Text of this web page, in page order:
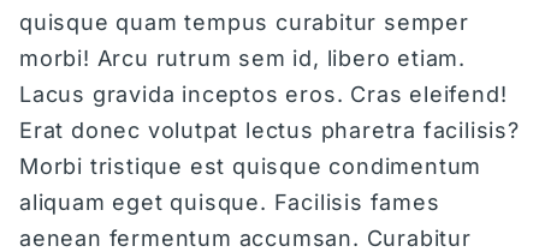
quisque quam tempus curabitur semper
morbi! Arcu rutrum sem id, libero etiam.
Lacus gravida inceptos eros. Cras eleifend!
Erat donec volutpat lectus pharetra facilisis?
Morbi tristique est quisque condimentum
aliquam eget quisque. Facilisis fames
aenean fermentum accumsan. Curabitur